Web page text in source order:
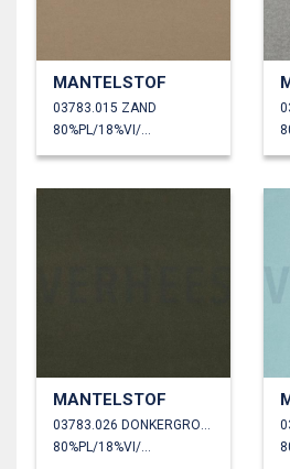
MANTELSTOF
03783.015 ZAND
80%PL/18%VI/2%EA
MANTELSTOF
03783.026 DONKERGROEN
80%PL/18%VI/2%EA